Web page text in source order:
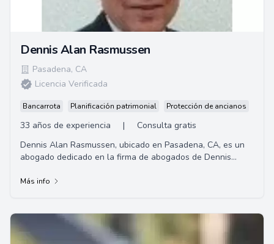
Dennis Alan Rasmussen
Pasadena, CA
Licencia Verificada
Bancarrota Planificación patrimonial Protección de ancianos
33 años de experiencia |
Consulta gratis
Dennis Alan Rasmussen, ubicado en Pasadena, CA, es un
abogado dedicado en la firma de abogados de Dennis
Más info